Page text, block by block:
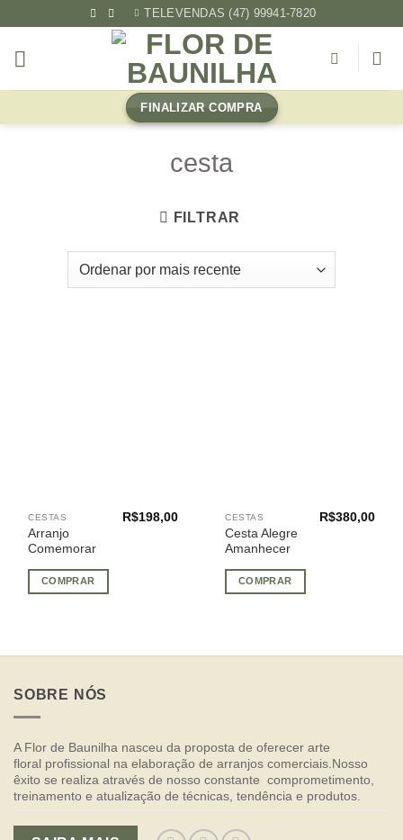
content
TELEVENDAS (47) 99941-7820
FINALIZAR COMPRA
cesta
FILTRAR
CESTAS
Arranjo
Comemorar
R$198,00
COMPRAR
CESTAS
Cesta Alegre
Amanhecer
R$380,00
COMPRAR
SOBRE NÓS
A Flor de Baunilha nasceu da proposta de oferecer arte
floral profissional na elaboração de arranjos comerciais.Nosso
êxito se realiza através de nosso constante comprometimento,
treinamento e atualização de técnicas, tendência e produtos.